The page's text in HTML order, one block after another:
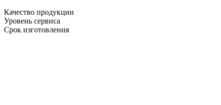
Качество продукции
Уровень сервиса
Срок изготовления